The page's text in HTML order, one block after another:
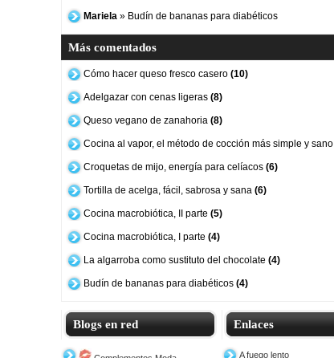
Mariela » Budín de bananas para diabéticos
Más comentados
Cómo hacer queso fresco casero (10)
Adelgazar con cenas ligeras (8)
Queso vegano de zanahoria (8)
Cocina al vapor, el método de cocción más simple y sano
Croquetas de mijo, energía para celíacos (6)
Tortilla de acelga, fácil, sabrosa y sana (6)
Cocina macrobiótica, II parte (5)
Cocina macrobiótica, I parte (4)
La algarroba como sustituto del chocolate (4)
Budín de bananas para diabéticos (4)
Blogs en red Enlaces
A fuego lento